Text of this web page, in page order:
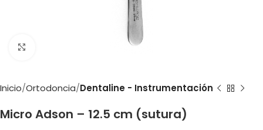
Inicio Ortodoncia Dentaline - Instrumentación
Micro Adson – 12.5 cm (sutura)